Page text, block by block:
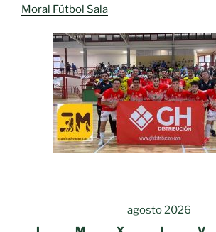
Moral Fútbol Sala
agosto 2026